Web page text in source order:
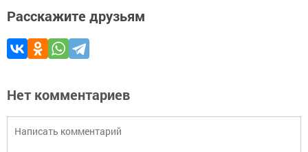
Расскажите друзьям
Нет комментариев